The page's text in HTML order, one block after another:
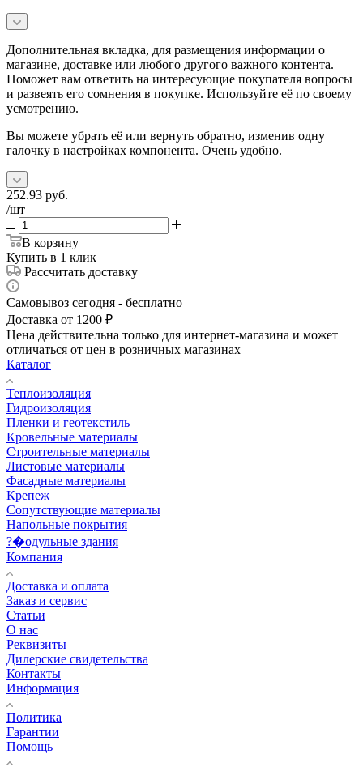
Дополнительная вкладка, для размещения информации о
магазине, доставке или любого другого важного контента.
Поможет вам ответить на интересующие покупателя вопросы
и развеять его сомнения в покупке. Используйте её по своему
усмотрению.
Вы можете убрать её или вернуть обратно, изменив одну
галочку в настройках компонента. Очень удобно.
252.93 руб.
/шт
В корзину
Купить в 1 клик
Рассчитать доставку
Самовывоз сегодня - бесплатно
Доставка от 1200 ₽
Цена действительна только для интернет-магазина и может
отличаться от цен в розничных магазинах
Каталог
Теплоизоляция
Гидроизоляция
Пленки и геотекстиль
Кровельные материалы
Строительные материалы
Листовые материалы
Фасадные материалы
Крепеж
Сопутствующие материалы
Напольные покрытия
?�одульные здания
Компания
Доставка и оплата
Заказ и сервис
Статьи
О нас
Реквизиты
Дилерские свидетельства
Контакты
Информация
Политика
Гарантии
Помощь